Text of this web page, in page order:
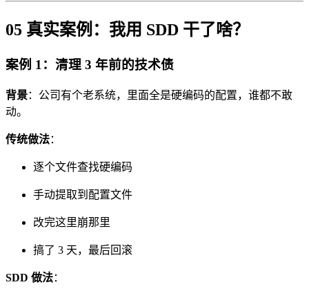
05 真实案例：我用 SDD 干了啥？
案例 1：清理 3 年前的技术债
背景：公司有个老系统，里面全是硬编码的配置，谁都不敢
动。
传统做法：
逐个文件查找硬编码
手动提取到配置文件
改完这里崩那里
搞了 3 天，最后回滚
SDD 做法：